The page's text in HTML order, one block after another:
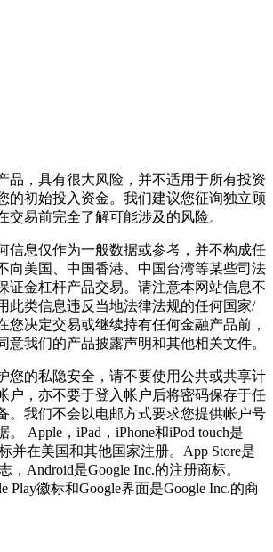
品，具有很大风险，并不适用于所有投资
的初始投入资金。我们建议您征询独立顾
交易前完全了解可能涉及的风险。
信息仅作为一般数据或参考，并不构成任
向美国、中国香港、中国台湾等某些司法
证金杠杆产品交易。请注意本网站信息不
此类信息违反当地法律法规的任何国家/
您决定交易或继续持有任何金融产品前，
意我们的产品披露声明和其他相关文件。
您的私隐安全，请不要使用公共或共享计
户，亦不要于登入帐户后将密码保存于任
。我们不会以电邮方式要求您提供帐户号
Apple，iPad，iPhone和iPod touch是
并在美国和其他国家注册。App Store是
，Android是Google Inc.的注册商标。
Play徽标和Google界面是Google Inc.的商